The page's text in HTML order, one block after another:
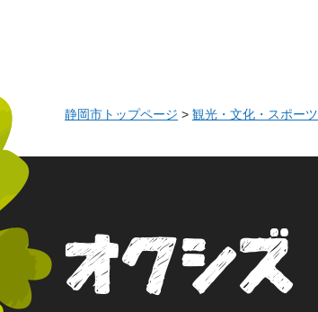
静岡市トップページ > 観光・文化・スポーツ